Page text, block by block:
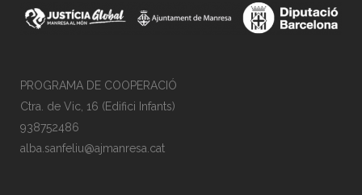
PROGRAMA DE COOPERACIÓ
Ctra. de Vic, 16 (Edifici Infants)
938752486
alba.sanfeliu@ajmanresa.cat